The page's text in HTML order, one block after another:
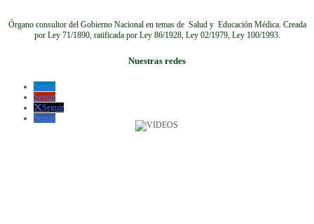
Órgano consultor del Gobierno Nacional en temas de Salud y Educación Médica. Creada
por Ley 71/1890, ratificada por Ley 86/1928, Ley 02/1979, Ley 100/1993.
Nuestras redes
Seguir
Seguir
Seguir
Seguir